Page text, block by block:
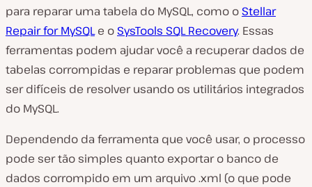
para reparar uma tabela do MySQL, como o Stellar
Repair for MySQLe o SysTools SQL Recovery. Essas
ferramentas podem ajudar você a recuperar dados de
tabelas corrompidas e reparar problemas que podem
ser difíceis de resolver usando os utilitários integrados
do MySQL.
Dependendo da ferramenta que você usar, o processo
pode ser tão simples quanto exportar o banco de
dados corrompido em um arquivo.xml (o que pode